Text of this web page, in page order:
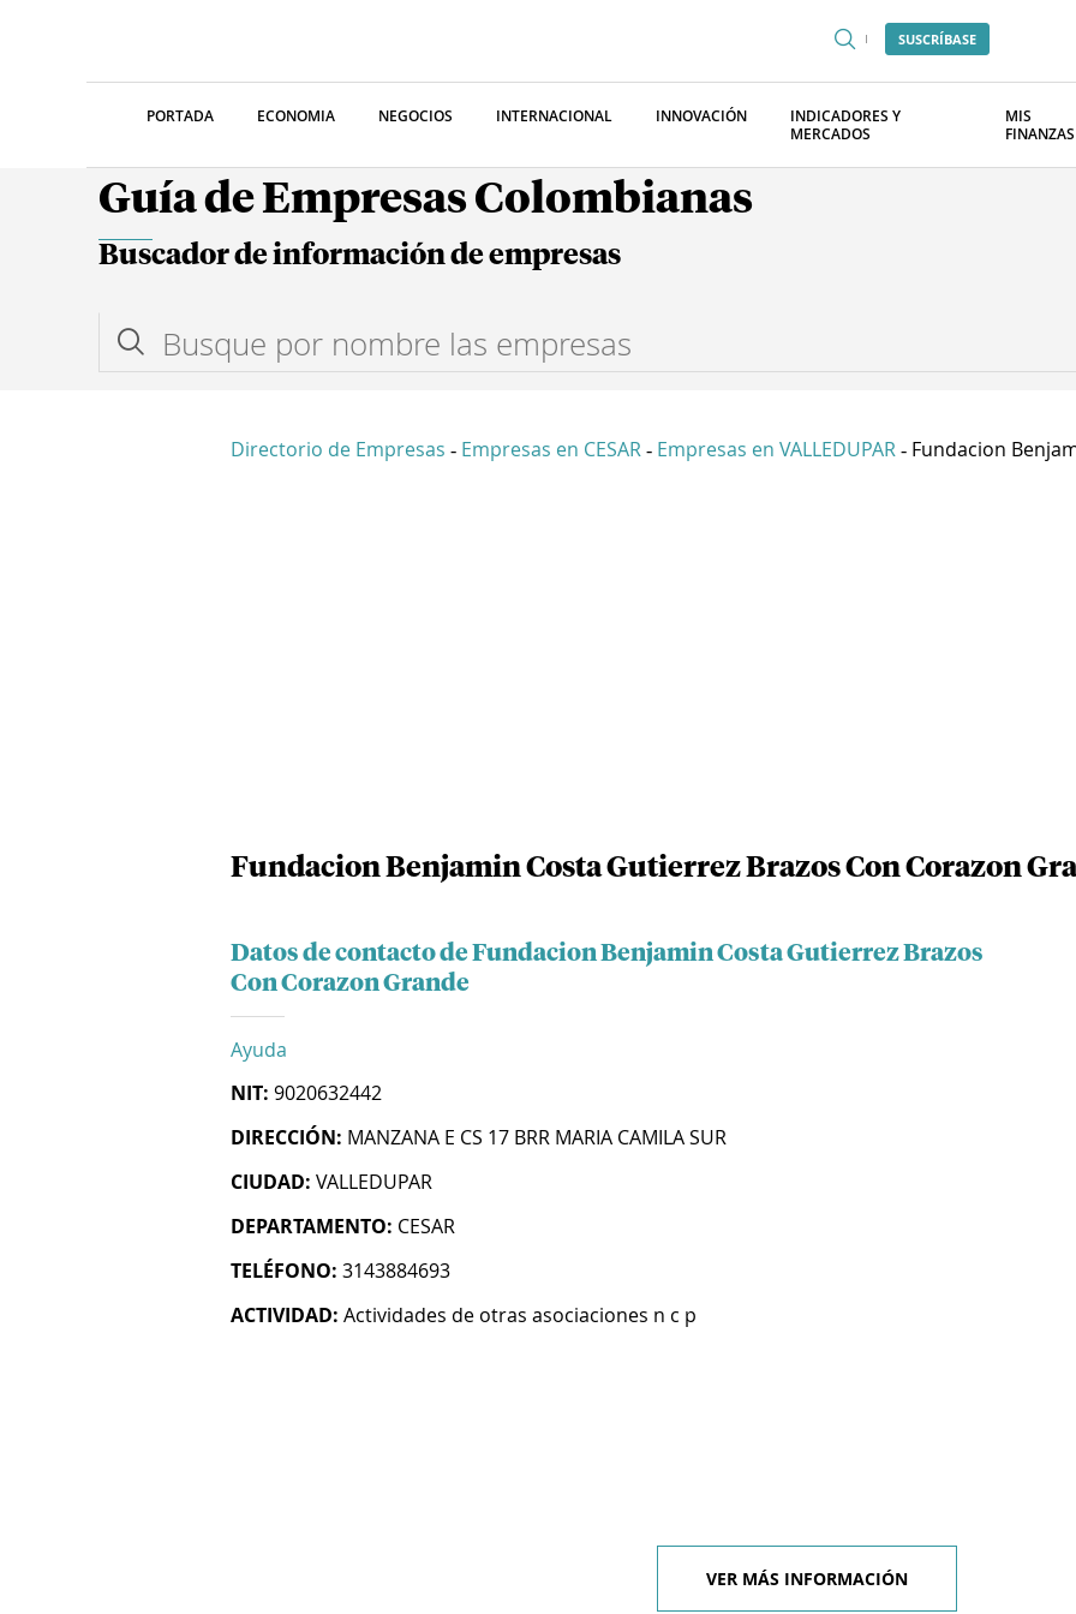
SUSCRÍBASE
PORTADA ECONOMIA NEGOCIOS INTERNACIONAL INNOVACIÓN
INDICADORES Y
MERCADOS
MIS
FINANZAS
Guía de Empresas Colombianas
Buscador de información de empresas
Directorio de Empresas - Empresas en CESAR - Empresas en VALLEDUPAR - Fundacion
Fundacion Benjamin Costa Gutierrez Brazos Con Corazon
Datos de contacto de Fundacion Benjamin Costa Gutierrez Brazos
Con Corazon Grande
Ayuda
NIT: 9020632442
DIRECCIÓN: MANZANA E CS 17 BRR MARIA CAMILA SUR
CIUDAD: VALLEDUPAR
DEPARTAMENTO: CESAR
TELÉFONO: 3143884693
ACTIVIDAD: Actividades de otras asociaciones n c p
VER MÁS INFORMACIÓN